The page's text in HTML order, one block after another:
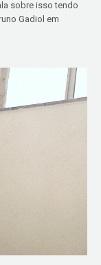
sobre isso tendo
Gadiol em